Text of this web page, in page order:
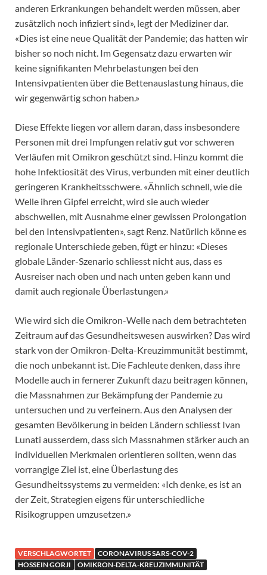
anderen Erkrankungen behandelt werden müssen, aber
zusätzlich noch infiziert sind», legt der Mediziner dar.
«Dies ist eine neue Qualität der Pandemie; das hatten wir
bisher so noch nicht. Im Gegensatz dazu erwarten wir
keine signifikanten Mehrbelastungen bei den
Intensivpatienten über die Bettenauslastung hinaus, die
wir gegenwärtig schon haben.»
Diese Effekte liegen vor allem daran, dass insbesondere
Personen mit drei Impfungen relativ gut vor schweren
Verläufen mit Omikron geschützt sind. Hinzu kommt die
hohe Infektiosität des Virus, verbunden mit einer deutlich
geringeren Krankheitsschwere. «Ähnlich schnell, wie die
Welle ihren Gipfel erreicht, wird sie auch wieder
abschwellen, mit Ausnahme einer gewissen Prolongation
bei den Intensivpatienten», sagt Renz. Natürlich könne es
regionale Unterschiede geben, fügt er hinzu: «Dieses
globale Länder-Szenario schliesst nicht aus, dass es
Ausreiser nach oben und nach unten geben kann und
damit auch regionale Überlastungen.»
Wie wird sich die Omikron-Welle nach dem betrachteten
Zeitraum auf das Gesundheitswesen auswirken? Das wird
stark von der Omikron-Delta-Kreuzimmunität bestimmt,
die noch unbekannt ist. Die Fachleute denken, dass ihre
Modelle auch in fernerer Zukunft dazu beitragen können,
die Massnahmen zur Bekämpfung der Pandemie zu
untersuchen und zu verfeinern. Aus den Analysen der
gesamten Bevölkerung in beiden Ländern schliesst Ivan
Lunati ausserdem, dass sich Massnahmen stärker auch an
individuellen Merkmalen orientieren sollten, wenn das
vorrangige Ziel ist, eine Überlastung des
Gesundheitssystems zu vermeiden: «Ich denke, es ist an
der Zeit, Strategien eigens für unterschiedliche
Risikogruppen umzusetzen.»
VERSCHLAGWORTET
CORONAVIRUS SARS-COV-2
HOSSEIN GORJI
OMIKRON-DELTA-KREUZIMMUNITÄT